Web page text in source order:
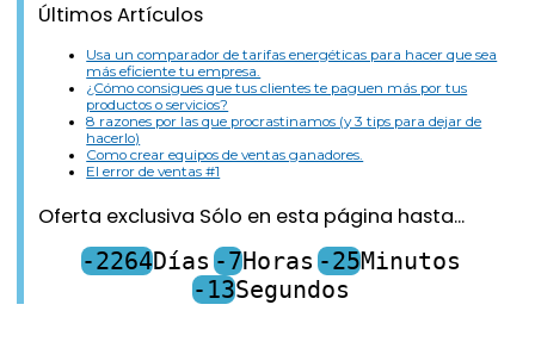
Últimos Artículos
Usa un comparador de tarifas energéticas para hacer que sea
más eficiente tu empresa.
¿Cómo consigues que tus clientes te paguen más por tus
productos o servicios?
8 razones por las que procrastinamos (y 3 tips para dejar de
hacerlo)
Como crear equipos de ventas ganadores.
El error de ventas #1
Oferta exclusiva Sólo en esta página hasta...
-2264Días -7Horas -25Minutos
-13Segundos